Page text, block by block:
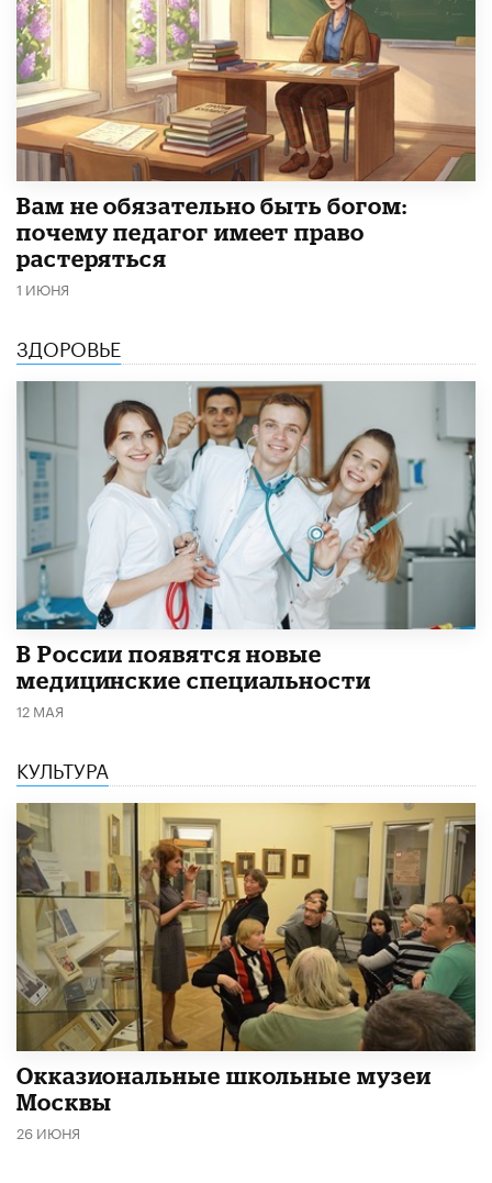
​Вам не обязательно быть богом:
почему педагог имеет право
растеряться
1 ИЮНЯ
ЗДОРОВЬЕ
В России появятся новые
медицинские специальности
12 МАЯ
КУЛЬТУРА
​Окказиональные школьные музеи
Москвы
26 ИЮНЯ